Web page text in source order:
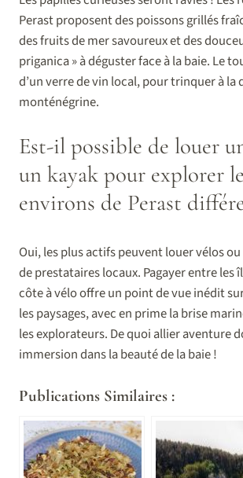
Perast proposent des poissons grillés
des fruits de mer savoureux et des
priganica » à déguster face à la baie. Le
d’un verre de vin local, pour trinquer à la
monténégrine.
Est-il possible de louer
un kayak pour explorer
environs de Perast
Oui, les plus actifs peuvent louer vélos
de prestataires locaux. Pagayer entre les
côte à vélo offre un point de vue inédit
les paysages, avec en prime la brise
les explorateurs. De quoi allier aventure
immersion dans la beauté de la baie !
Publications Similaires :